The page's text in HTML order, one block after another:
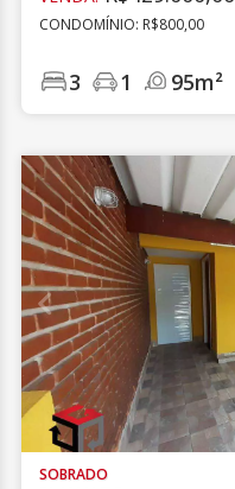
CONDOMÍNIO: R$800,00
3 1 95m²
SOBRADO